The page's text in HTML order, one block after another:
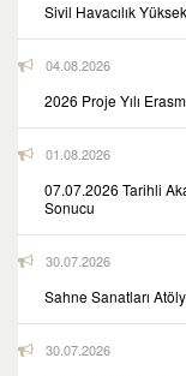
Sivil Havacılık
04.08.2026
2026 Proje Yılı
01.08.2026
07.07.2026 Tarihli
Sonucu
30.07.2026
Sahne Sanatları
30.07.2026